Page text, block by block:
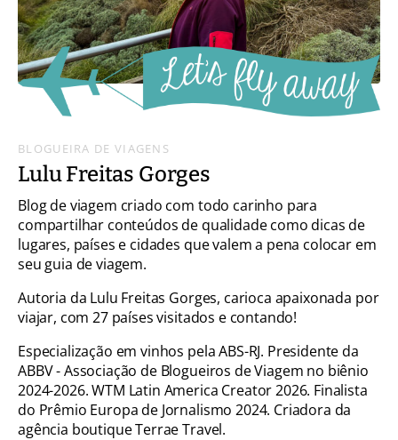
BLOGUEIRA DE VIAGENS
Lulu Freitas Gorges
Blog de viagem criado com todo carinho para
compartilhar conteúdos de qualidade como dicas de
lugares, países e cidades que valem a pena colocar em
seu guia de viagem.
Autoria da Lulu Freitas Gorges, carioca apaixonada por
viajar, com 27 países visitados e contando!
Especialização em vinhos pela ABS-RJ. Presidente da
ABBV - Associação de Blogueiros de Viagem no biênio
2024-2026. WTM Latin America Creator 2026. Finalista
do Prêmio Europa de Jornalismo 2024. Criadora da
agência boutique Terrae Travel.